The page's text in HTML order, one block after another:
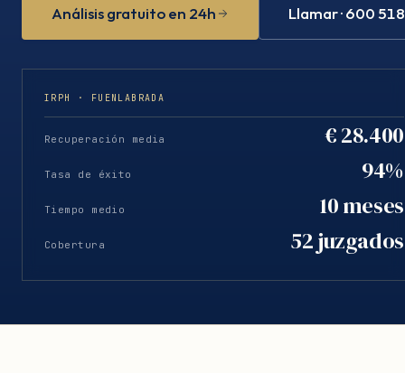
Análisis gratuito en 24h Llamar · 600
IRPH · FUENLABRADA
Recuperación media € 28.400
Tasa de éxito 94%
Tiempo medio 10 meses
Cobertura 52 juzgados